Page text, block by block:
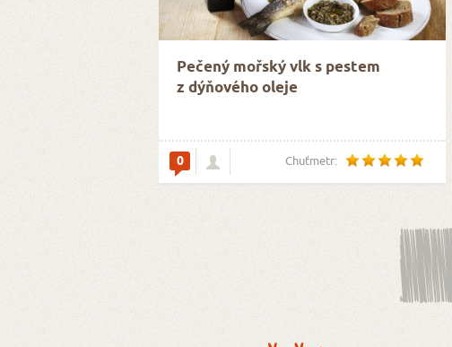
Pečený mořský vlk s pestem
z dýňového oleje
0 Chuťmetr: